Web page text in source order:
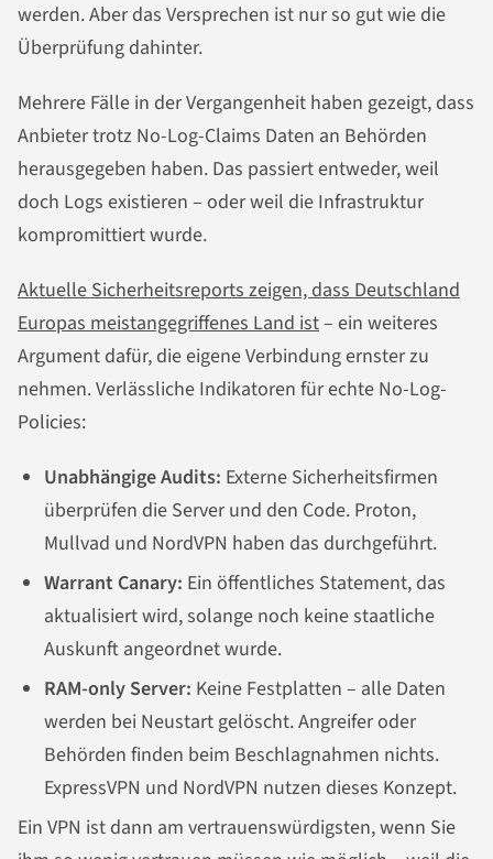
werden. Aber das Versprechen ist nur so gut wie die
Überprüfung dahinter.
Mehrere Fälle in der Vergangenheit haben gezeigt, dass
Anbieter trotz No-Log-Claims Daten an Behörden
herausgegeben haben. Das passiert entweder, weil
doch Logs existieren – oder weil die Infrastruktur
kompromittiert wurde.
Aktuelle Sicherheitsreports zeigen, dass Deutschland
Europas meistangegriffenes Land ist– ein weiteres
Argument dafür, die eigene Verbindung ernster zu
nehmen. Verlässliche Indikatoren für echte No-Log-
Policies:
Unabhängige Audits: Externe Sicherheitsfirmen
überprüfen die Server und den Code. Proton,
Mullvad und NordVPN haben das durchgeführt.
Warrant Canary: Ein öffentliches Statement, das
aktualisiert wird, solange noch keine staatliche
Auskunft angeordnet wurde.
RAM-only Server: Keine Festplatten – alle Daten
werden bei Neustart gelöscht. Angreifer oder
Behörden finden beim Beschlagnahmen nichts.
ExpressVPN und NordVPN nutzen dieses Konzept.
Ein VPN ist dann am vertrauenswürdigsten, wenn Sie